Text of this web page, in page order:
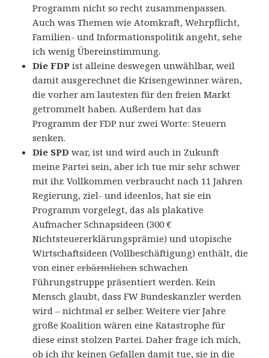
Programm nicht so recht zusammenpassen.
Auch was Themen wie Atomkraft, Wehrpflicht,
Familien- und Informationspolitik angeht, sehe
ich wenig Übereinstimmung.
Die FDP ist alleine deswegen unwählbar, weil
damit ausgerechnet die Krisengewinner wären,
die vorher am lautesten für den freien Markt
getrommelt haben. Außerdem hat das
Programm der FDP nur zwei Worte: Steuern
senken.
Die SPD war, ist und wird auch in Zukunft
meine Partei sein, aber ich tue mir sehr schwer
mit ihr. Vollkommen verbraucht nach 11 Jahren
Regierung, ziel- und ideenlos, hat sie ein
Programm vorgelegt, das als plakative
Aufmacher Schnapsideen (300 €
Nichtsteuererklärungsprämie) und utopische
Wirtschaftsideen (Vollbeschäftigung) enthält, die
von einererbärmlichenschwachen
Führungstruppe präsentiert werden. Kein
Mensch glaubt, dass FW Bundeskanzler werden
wird – nichtmal er selber. Weitere vier Jahre
große Koalition wären eine Katastrophe für
diese einst stolzen Partei. Daher frage ich mich,
ob ich ihr keinen Gefallen damit tue, sie in die